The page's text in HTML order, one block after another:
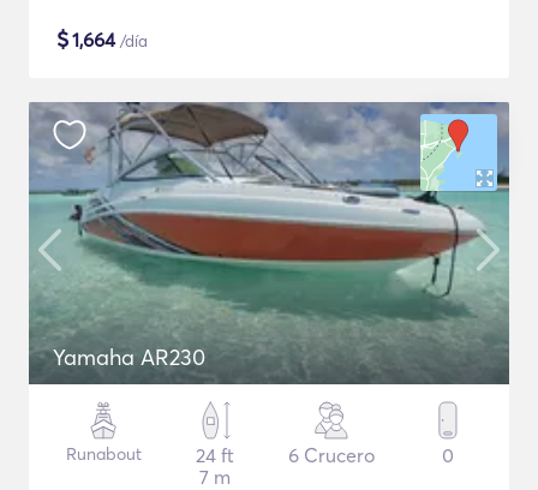
$1,664/día
Yamaha AR230
Runabout
24 ft
7 m
6 Crucero 0